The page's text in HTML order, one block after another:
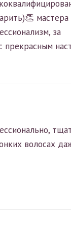
мастера
за
прекрасным
волосах